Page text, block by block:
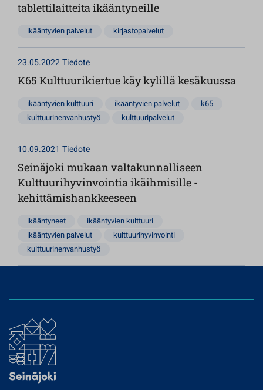
tablettilaitteita ikääntyneille
ikääntyvien palvelut kirjastopalvelut
23.05.2022Tiedote
K65 Kulttuurikiertue käy kylillä kesäkuussa
ikääntyvien kulttuuri ikääntyvien palvelut
k65
kulttuurinenvanhustyö
kulttuuripalvelut
10.09.2021 Tiedote
Seinäjoki mukaan valtakunnalliseen
Kulttuurihyvinvointia ikäihmisille -
kehittämishankkeeseen
ikääntyneet
ikääntyvien kulttuuri
ikääntyvien palvelut
kulttuurihyvinvointi
kulttuurinenvanhustyö